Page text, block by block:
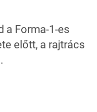
a Forma-1-es
előtt, a rajtrács